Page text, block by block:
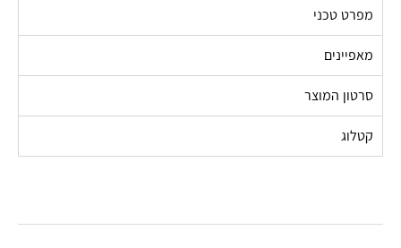
מפרט טכני
מאפיינים
סרטון המוצר
קטלוג